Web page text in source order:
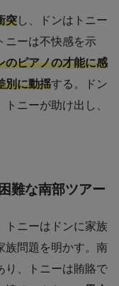
突し、ドンはトニー
ニーは不快感を示
のピアノの才能に感
別に動揺する。ドン
ニーが助け出し、
難な南部ツアー
トニーはドンに家族
族問題を明かす。南
り、トニーは賄賂で